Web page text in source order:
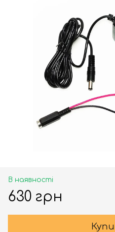
В наявності
630 грн